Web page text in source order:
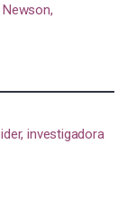
investigadora